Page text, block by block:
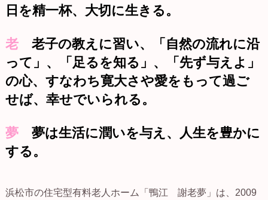
日を精一杯、大切に生きる。
老
老子の教えに習い、「自然の流れに沿
って」、「足るを知る」、「先ず与えよ」
の心、すなわち寛大さや愛をもって過ご
せば、幸せでいられる。
夢
夢は生活に潤いを与え、人生を豊かに
する。
浜松市の住宅型有料老人ホーム「鴨江 謝老夢」は、2009